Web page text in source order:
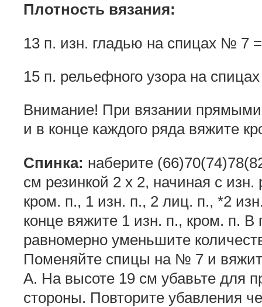
Плотность вязания:
13 п. изн. гладью на спицах № 7
15 п. рельефного узора на
Внимание! При вязании
и в конце каждого ряда вяжите
Спинка: наберите
см резинкой 2 x 2, начиная с
кром. п., 1 изн. п., 2 лиц. п., *2
конце вяжите 1 изн. п., кром. п. В
равномерно уменьшите
Поменяйте спицы на № 7 и
А. На высоте 19 см убавьте для
стороны. Повторите убавления